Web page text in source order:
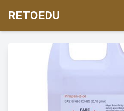
RETOEDU